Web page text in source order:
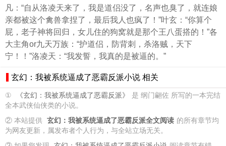
凡：“自从洛凌天来了，我是道侣没了，名声也臭了，就连娘
亲都被这个禽兽拿捏了，最后我人也疯了！”叶玄：“你算个
屁，老子神将回归，女儿住的狗窝就是那个王八蛋搭的！”各
大主角or九天万族：“护道侣，防背刺，杀洛贼，天下
宁！！”洛凌天：“我发誓，我真的是被逼的。”
玄幻：我被系统逼成了恶霸反派小说 相关
① 《玄幻：我被系统逼成了恶霸反派》
是 纲门翩佐 所写的一本完结
全本武侠仙侠类的小说。
② 本站提供 玄幻：我被系统逼成了恶霸反派全文阅读 的所有章节均
为网友更新，属发布者个人行为，与全站立场无关。